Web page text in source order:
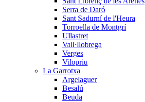
Serra de Daró
Sant Sadurní de l'Heura
Torroella de Montgrí
Ullastret
Vall·llobrega
Verges
Vilopriu
La Garrotxa
Argelaguer
Besalú
Beuda